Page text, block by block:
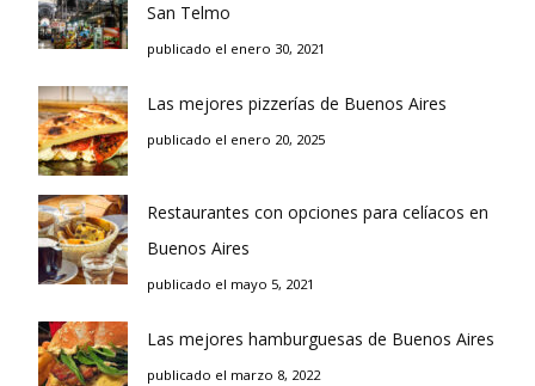
San Telmo
publicado el enero 30, 2021
Las mejores pizzerías de Buenos Aires
publicado el enero 20, 2025
Restaurantes con opciones para celíacos en
Buenos Aires
publicado el mayo 5, 2021
Las mejores hamburguesas de Buenos Aires
publicado el marzo 8, 2022